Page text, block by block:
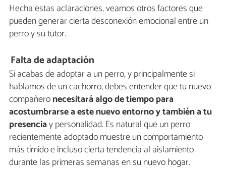
Hecha estas aclaraciones, veamos otros factores que
pueden generar cierta desconexión emocional entre un
perro y su tutor.
Falta de adaptación
Si acabas de adoptar a un perro, y principalmente si
hablamos de un cachorro, debes entender que tu nuevo
compañeronecesitará algo de tiempo para
acostumbrarse a este nuevo entorno y también a tu
presenciay personalidad. Es natural que un perro
recientemente adoptado muestre un comportamiento
más tímido e incluso cierta tendencia al aislamiento
durante las primeras semanas en su nuevo hogar.